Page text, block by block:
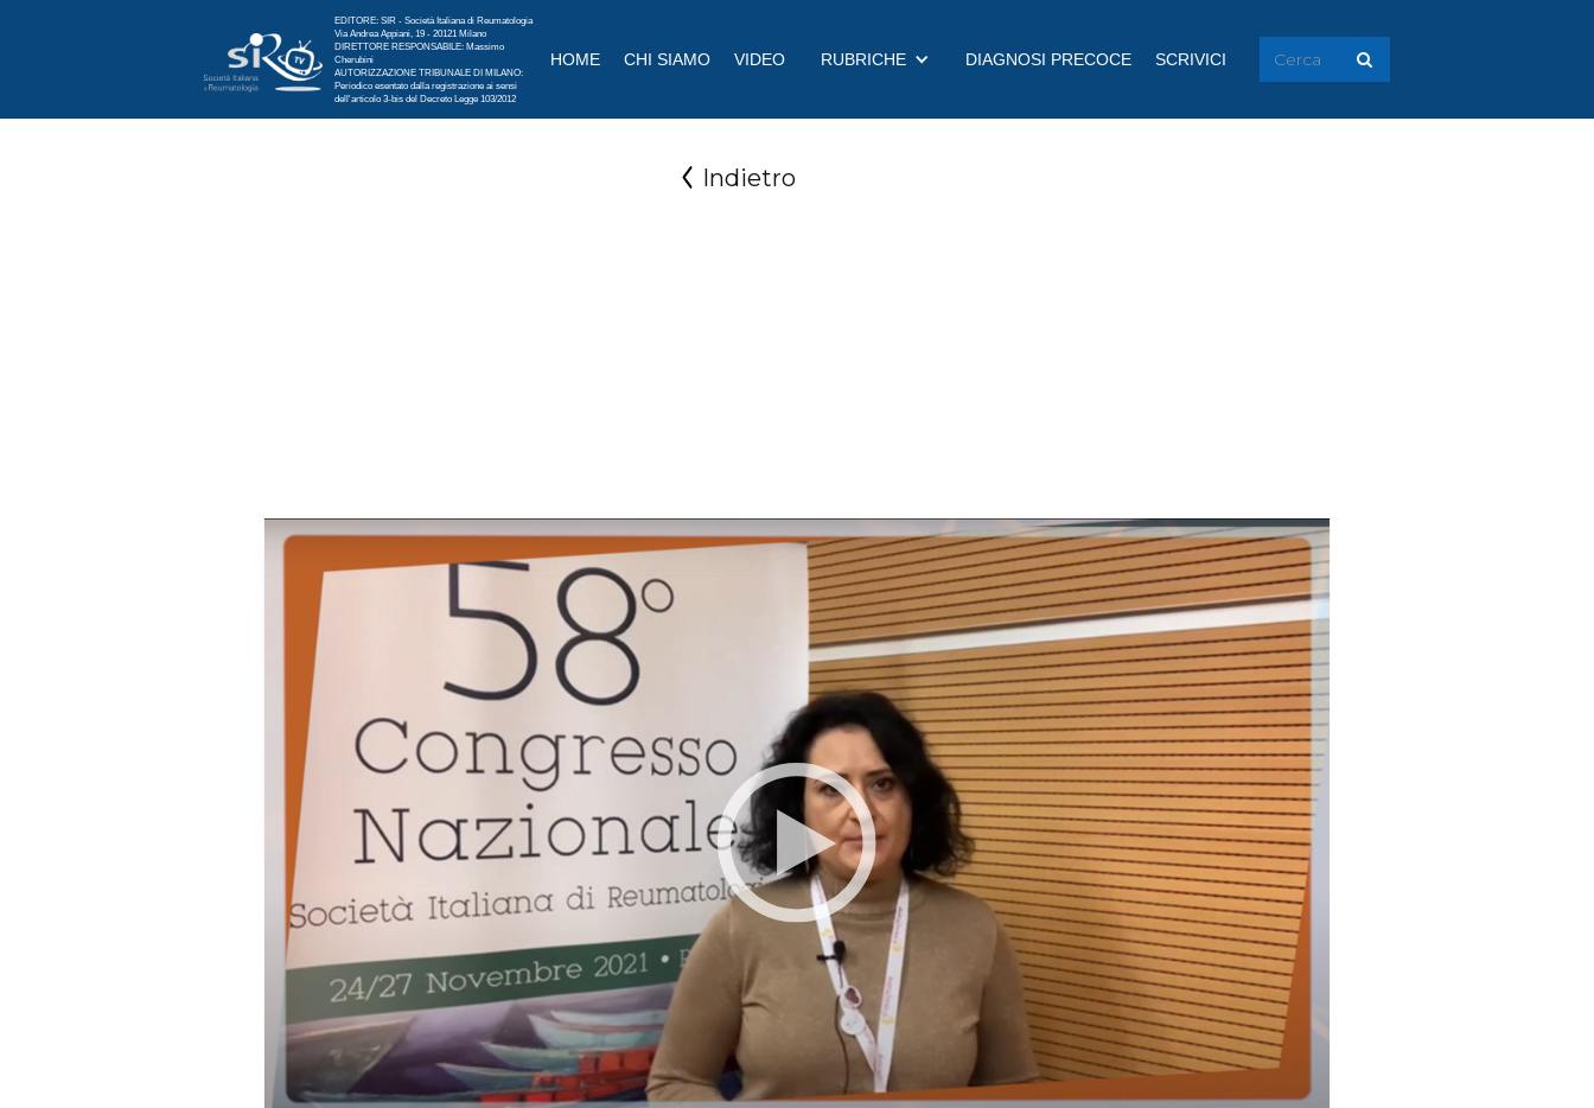
EDITORE: SIR - Società Italiana di Reumatologia
Via Andrea Appiani, 19 - 20121 Milano
DIRETTORE RESPONSABILE: Massimo
Cherubini
AUTORIZZAZIONE TRIBUNALE DI MILANO:
Periodico esentato dalla registrazione ai sensi
dell'articolo 3-bis del Decreto Legge 103/2012
HOME CHI SIAMO VIDEO RUBRICHE DIAGNOSI PRECOCE SCRIVICI
Indietro